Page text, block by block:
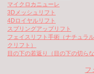
マイクロカニューレ
3Dメッシュリフト
4Dロイヤルリフト
スプリングアップリフト
フェイスリフト手術（ナチュラ
クリフト）
目の下の若返り（目の下の切ら
フ